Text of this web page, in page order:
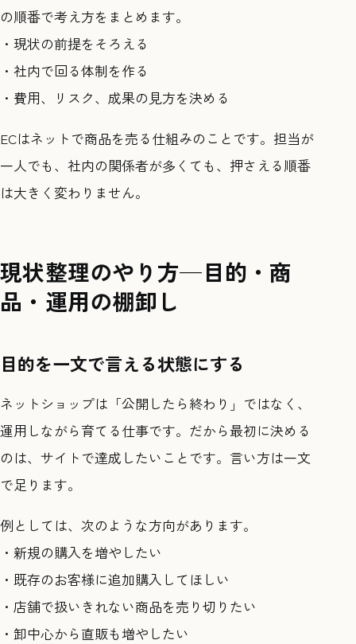
の順番で考え方をまとめます。
・現状の前提をそろえる
・社内で回る体制を作る
・費用、リスク、成果の見方を決める
ECはネットで商品を売る仕組みのことです。担当が
一人でも、社内の関係者が多くても、押さえる順番
は大きく変わりません。
現状整理のやり方—目的・商
品・運用の棚卸し
目的を一文で言える状態にする
ネットショップは「公開したら終わり」ではなく、
運用しながら育てる仕事です。だから最初に決める
のは、サイトで達成したいことです。言い方は一文
で足ります。
例としては、次のような方向があります。
・新規の購入を増やしたい
・既存のお客様に追加購入してほしい
・店舗で扱いきれない商品を売り切りたい
・卸中心から直販も増やしたい